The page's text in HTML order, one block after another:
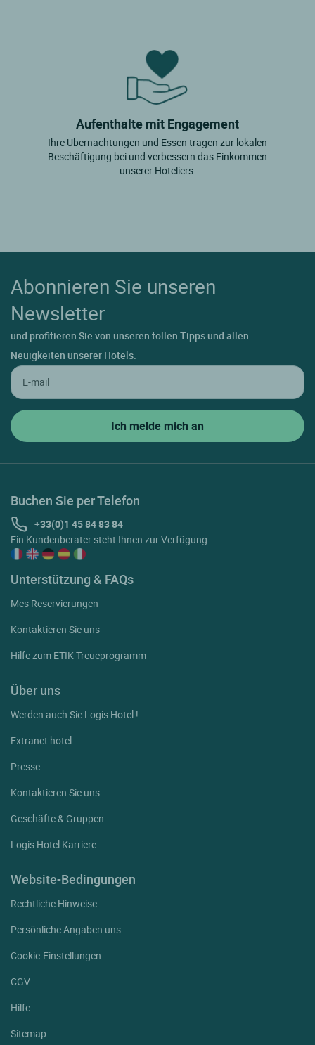
Aufenthalte mit Engagement
Ihre Übernachtungen und Essen tragen zur lokalen
Beschäftigung bei und verbessern das Einkommen
unserer Hoteliers.
Abonnieren Sie unseren
Newsletter
und profitieren Sie von unseren tollen Tipps und allen
Neuigkeiten unserer Hotels.
Buchen Sie per Telefon
+33(0)1 45 84 83 84
Ein Kundenberater steht Ihnen zur Verfügung
Unterstützung & FAQs
Mes Reservierungen
Kontaktieren Sie uns
Hilfe zum ETIK Treueprogramm
Über uns
Werden auch Sie Logis Hotel !
Extranet hotel
Presse
Kontaktieren Sie uns
Geschäfte & Gruppen
Logis Hotel Karriere
Website-Bedingungen
Rechtliche Hinweise
Persönliche Angaben uns
Cookie-Einstellungen
CGV
Hilfe
Sitemap